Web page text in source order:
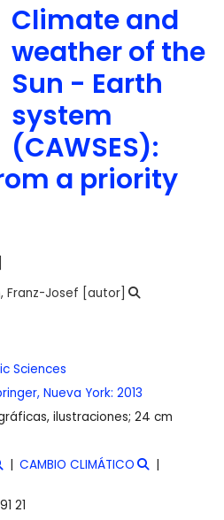
Climate and
weather of the
Sun - Earth
system
(CAWSES):
a priority
Franz-Josef [autor]
Sciences
Nueva York: 2013
ilustraciones; 24 cm
CAMBIO CLIMÁTICO
21